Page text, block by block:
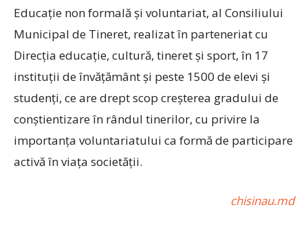
Educație non formală și voluntariat, al Consiliului
Municipal de Tineret, realizat în parteneriat cu
Direcția educație, cultură, tineret și sport, în 17
instituții de învățământ și peste 1500 de elevi și
studenți, ce are drept scop creșterea gradului de
conștientizare în rândul tinerilor, cu privire la
importanța voluntariatului ca formă de participare
activă în viața societății.
chisinau.md